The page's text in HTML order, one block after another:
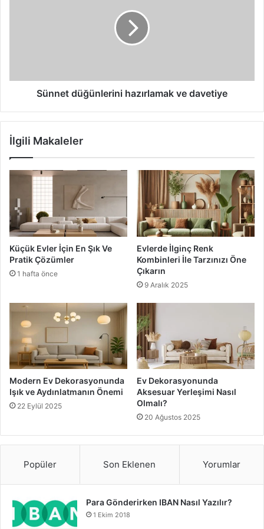
Mutfak Dekorasyonunda Duvar Kağıtları
Mutfak dekorasyonunda duvar kağıtları ile ilgili birçok
tercih bulunmaktadır. Yüzlerce renk ve model seçeneği
bulunan bu konuda dikkatli bir şekilde karar vermelisiniz.
Bunun yanı sıra tercih ettiğiniz duvar kağıdının kaliteli
olmasına ve düzgün bir şekilde uygulanmasına da özen
göstermelisiniz.
2015 mutfak dekorasyonu mutfak
mutfak dekorasyonunda nasıl duvar kağıtları
tercih edilmelidir
Sünnet düğünlerini hazırlamak ve davetiye
İlgili Makaleler
Küçük Evler İçin En Şık Ve
Pratik Çözümler
1 hafta önce
Evlerde İlginç Renk
Kombinleri İle Tarzınızı Öne
Çıkarın
9 Aralık 2025
Modern Ev Dekorasyonunda
Işık ve Aydınlatmanın Önemi
22 Eylül 2025
Ev Dekorasyonunda
Aksesuar Yerleşimi Nasıl
Olmalı?
20 Ağustos 2025
Popüler Son Eklenen Yorumlar
Para Gönderirken IBAN Nasıl Yazılır?
1 Ekim 2018